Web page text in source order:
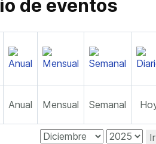
de eventos
Anual Mensual Semanal